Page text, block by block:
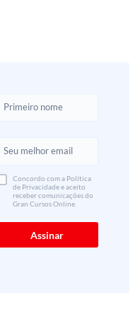
Concordo com a Política
de Privacidade e aceito
receber comunicações do
Gran Cursos Online.